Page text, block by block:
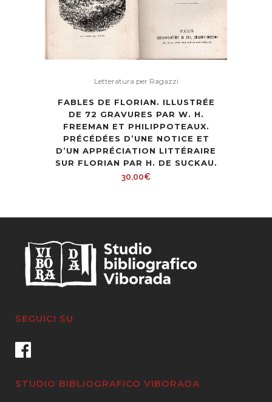
Letteratura per Ragazzi
FABLES DE FLORIAN. ILLUSTRÉE
DE 72 GRAVURES PAR W. H.
FREEMAN ET PHILIPPOTEAUX.
PRÉCÉDÉES D’UNE NOTICE ET
D’UN APPRÉCIATION LITTÉRAIRE
SUR FLORIAN PAR H. DE SUCKAU.
30,00€
SEGUICI SU
STUDIO BIBLIOGRAFICO VIBORADA